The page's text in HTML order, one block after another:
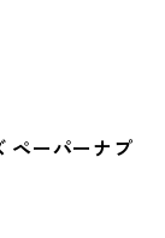
ペーパーナプ